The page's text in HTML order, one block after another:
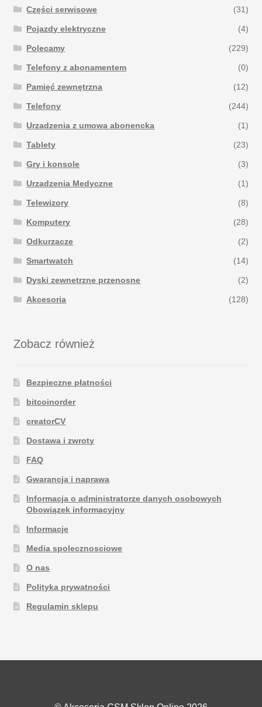
Części serwisowe (31)
Pojazdy elektryczne (4)
Polecamy (229)
Telefony z abonamentem (0)
Pamięć zewnętrzna (12)
Telefony (244)
Urzadzenia z umowa abonencka (1)
Tablety (23)
Gry i konsole (3)
Urzadzenia Medyczne (1)
Telewizory (8)
Komputery (28)
Odkurzacze (2)
Smartwatch (14)
Dyski zewnetrzne przenosne (2)
Akcesoria (128)
Zobacz również
Bezpieczne płatności
bitcoinorder
creatorCV
Dostawa i zwroty
FAQ
Gwarancja i naprawa
Informacja o administratorze danych osobowych
Obowiązek informacyjny
Informacje
Media spolecznosciowe
O nas
Polityka prywatności
Regulamin sklepu